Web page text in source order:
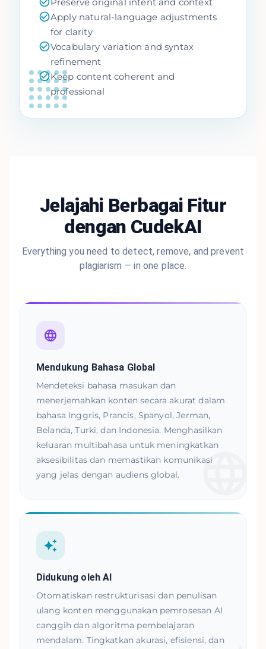
Apply natural-language adjustments
for clarity
Vocabulary variation and syntax
refinement
Keep content coherent and
professional
Jelajahi Berbagai Fitur
dengan CudekAI
Everything you need to detect, remove, and prevent
plagiarism — in one place.
Mendukung Bahasa Global
Mendeteksi bahasa masukan dan
menerjemahkan konten secara akurat dalam
bahasa Inggris, Prancis, Spanyol, Jerman,
Belanda, Turki, dan Indonesia. Menghasilkan
keluaran multibahasa untuk meningkatkan
aksesibilitas dan memastikan komunikasi
yang jelas dengan audiens global.
Didukung oleh AI
Otomatiskan restrukturisasi dan penulisan
ulang konten menggunakan pemrosesan AI
canggih dan algoritma pembelajaran
mendalam. Tingkatkan akurasi, efisiensi, dan